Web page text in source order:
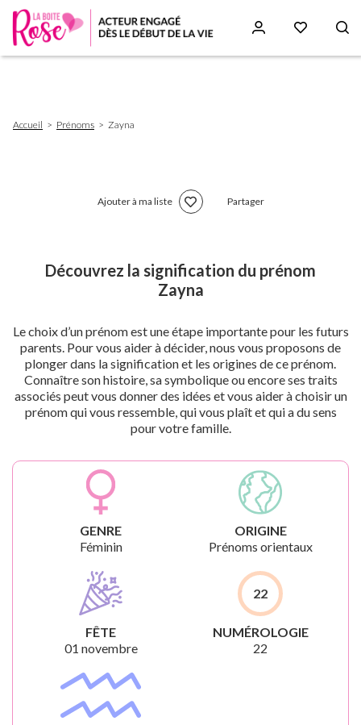
d'Ariane
Accueil Prénoms Zayna
Ajouter à ma liste Partager
Découvrez la signification du prénom
Zayna
Le choix d’un prénom est une étape importante pour les futurs
parents. Pour vous aider à décider, nous vous proposons de
plonger dans la signification et les origines de ce prénom.
Connaître son histoire, sa symbolique ou encore ses traits
associés peut vous donner des idées et vous aider à choisir un
prénom qui vous ressemble, qui vous plaît et qui a du sens
pour votre famille.
GENRE
Féminin
ORIGINE
Prénoms orientaux
FÊTE
01 novembre
22
NUMÉROLOGIE
22